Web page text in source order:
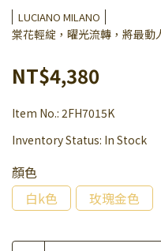
LUCIANO MILANO
棠花輕綻，曜光流轉，將最動
NT$4,380
Item No.: 2FH7015K
Inventory Status: In Stock
顏色
白k色
玫瑰金色